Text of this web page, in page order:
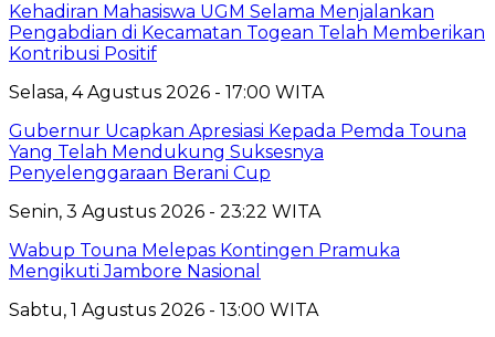
Kehadiran Mahasiswa UGM Selama Menjalankan
Pengabdian di Kecamatan Togean Telah Memberikan
Kontribusi Positif
Selasa, 4 Agustus 2026 - 17:00 WITA
Gubernur Ucapkan Apresiasi Kepada Pemda Touna
Yang Telah Mendukung Suksesnya
Penyelenggaraan Berani Cup
Senin, 3 Agustus 2026 - 23:22 WITA
Wabup Touna Melepas Kontingen Pramuka
Mengikuti Jambore Nasional
Sabtu, 1 Agustus 2026 - 13:00 WITA